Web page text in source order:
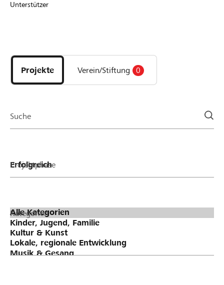
DE FR IT
Unterstützer
Projekte
und
Organisationen
Projekte Verein/Stiftung 0
Suche
Projektphase
Kategorien